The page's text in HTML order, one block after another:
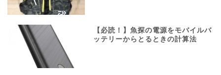
【必読！】魚探の電源をモバイルバ
ッテリーからとるときの計算法